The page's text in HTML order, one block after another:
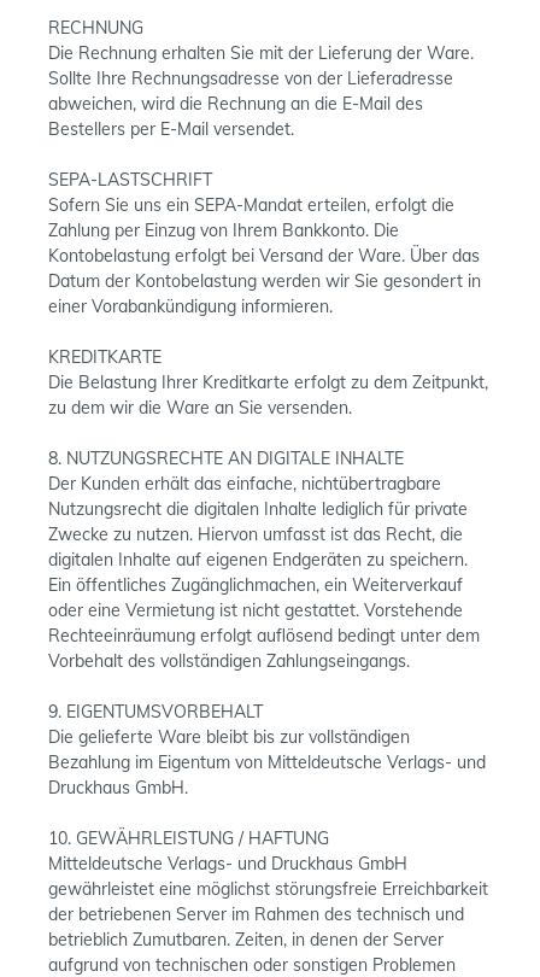
RECHNUNG
Die Rechnung erhalten Sie mit der Lieferung der Ware.
Sollte Ihre Rechnungsadresse von der Lieferadresse
abweichen, wird die Rechnung an die E-Mail des
Bestellers per E-Mail versendet.
SEPA-LASTSCHRIFT
Sofern Sie uns ein SEPA-Mandat erteilen, erfolgt die
Zahlung per Einzug von Ihrem Bankkonto. Die
Kontobelastung erfolgt bei Versand der Ware. Über das
Datum der Kontobelastung werden wir Sie gesondert in
einer Vorabankündigung informieren.
KREDITKARTE
Die Belastung Ihrer Kreditkarte erfolgt zu dem Zeitpunkt,
zu dem wir die Ware an Sie versenden.
8. NUTZUNGSRECHTE AN DIGITALE INHALTE
Der Kunden erhält das einfache, nichtübertragbare
Nutzungsrecht die digitalen Inhalte lediglich für private
Zwecke zu nutzen. Hiervon umfasst ist das Recht, die
digitalen Inhalte auf eigenen Endgeräten zu speichern.
Ein öffentliches Zugänglichmachen, ein Weiterverkauf
oder eine Vermietung ist nicht gestattet. Vorstehende
Rechteeinräumung erfolgt auflösend bedingt unter dem
Vorbehalt des vollständigen Zahlungseingangs.
9. EIGENTUMSVORBEHALT
Die gelieferte Ware bleibt bis zur vollständigen
Bezahlung im Eigentum von Mitteldeutsche Verlags- und
Druckhaus GmbH.
10. GEWÄHRLEISTUNG / HAFTUNG
Mitteldeutsche Verlags- und Druckhaus GmbH
gewährleistet eine möglichst störungsfreie Erreichbarkeit
der betriebenen Server im Rahmen des technisch und
betrieblich Zumutbaren. Zeiten, in denen der Server
aufgrund von technischen oder sonstigen Problemen